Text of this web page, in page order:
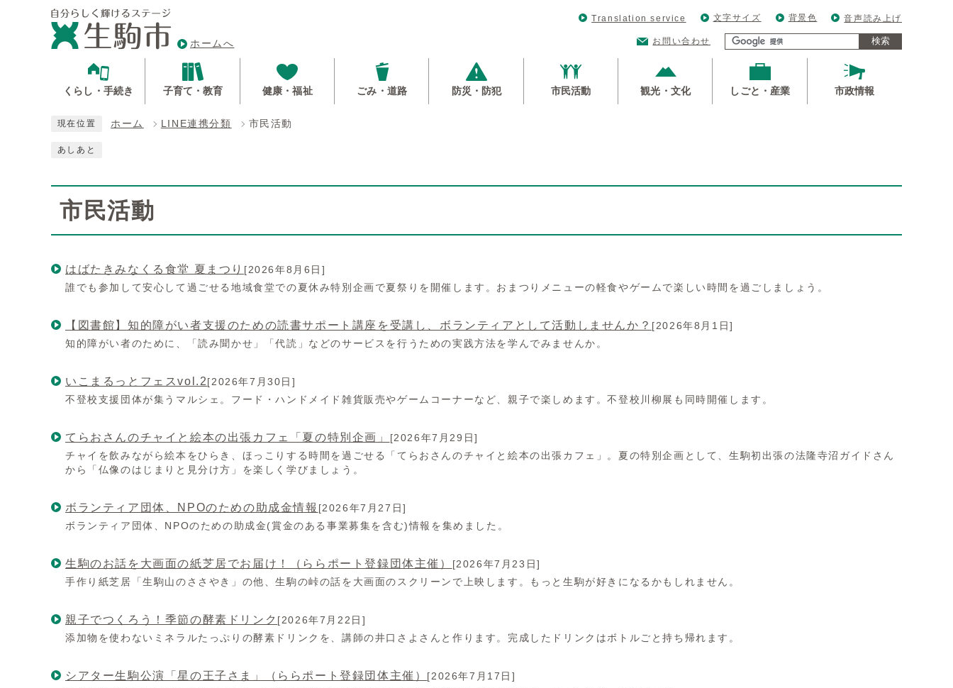
ホームへ
Translation service 文字サイズ 背景色 音声読み上げ
お問い合わせ 検索
くらし・手続き 子育て・教育 健康・福祉 ごみ・道路 防災・防犯 市民活動 観光・文化 しごと・産業 市政情報
現在位置 ホーム LINE連携分類 市民活動
あしあと
市民活動
はばたきみなくる食堂 夏まつり [2026年8月6日]
誰でも参加して安心して過ごせる地域食堂での夏休み特別企画で夏祭りを開催します。おまつりメニューの軽食やゲームで楽しい時間を過ごしましょう。
【図書館】知的障がい者支援のための読書サポート講座を受講し、ボランティアとして活動しませんか？ [2026年8月1日]
知的障がい者のために、「読み聞かせ」「代読」などのサービスを行うための実践方法を学んでみませんか。
いこまるっとフェスvol.2[2026年7月30日]
不登校支援団体が集うマルシェ。フード・ハンドメイド雑貨販売やゲームコーナーなど、親子で楽しめます。不登校川柳展も同時開催します。
てらおさんのチャイと絵本の出張カフェ「夏の特別企画」 [2026年7月29日]
チャイを飲みながら絵本をひらき、ほっこりする時間を過ごせる「てらおさんのチャイと絵本の出張カフェ」。夏の特別企画として、生駒初出張の法隆寺沼ガイドさん
から「仏像のはじまりと見分け方」を楽しく学びましょう。
ボランティア団体、NPOのための助成金情報 [2026年7月27日]
ボランティア団体、NPOのための助成金(賞金のある事業募集を含む)情報を集めました。
生駒のお話を大画面の紙芝居でお届け！（ららポート登録団体主催） [2026年7月23日]
手作り紙芝居「生駒山のささやき」の他、生駒の峠の話を大画面のスクリーンで上映します。もっと生駒が好きになるかもしれません。
親子でつくろう！季節の酵素ドリンク [2026年7月22日]
添加物を使わないミネラルたっぷりの酵素ドリンクを、講師の井口さよさんと作ります。完成したドリンクはボトルごと持ち帰れます。
シアター生駒公演「星の王子さま」（ららポート登録団体主催） [2026年7月17日]